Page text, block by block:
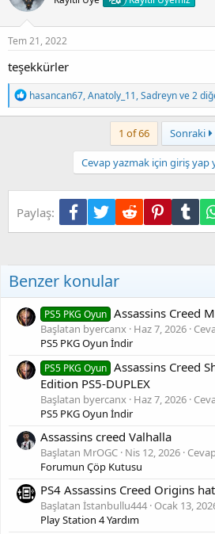
e
r
:
Tem 21, 2022
teşekkürler
T
e
p
:
hasancan67,Anatoly_11,Sadreynve 2
1 of 66 Sonraki
Cevap yazmak için giriş yap
Paylaş: Facebook
TwitterReddit Pinterest
Benzer konular
PS5 PKG Oyun Assassins Creed
Başlatan byercanx Haz 7, 2026
PS5 PKG Oyun İndir
PS5 PKG Oyun Assassins Creed
Edition PS5-DUPLEX
Başlatan byercanx Haz 7, 2026
PS5 PKG Oyun İndir
Assassins creed Valhalla
Başlatan MrOGC Nis 12, 2026
Forumun Çöp Kutusu
PS4 Assassins Creed Origins
Başlatan İstanbullu444 Ocak 13,
Play Station 4 Yardım